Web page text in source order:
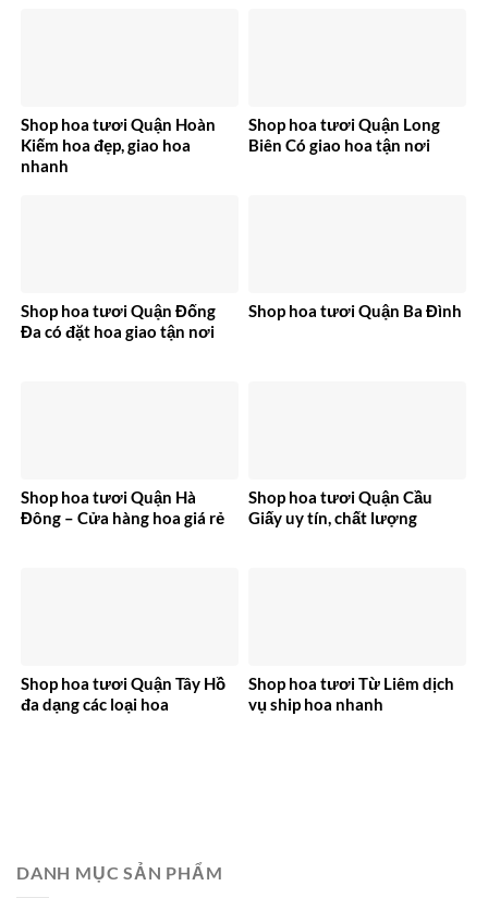
Shop hoa tươi Quận Hoàn
Kiếm hoa đẹp, giao hoa
nhanh
Shop hoa tươi Quận Long
Biên Có giao hoa tận nơi
Shop hoa tươi Quận Đống
Đa có đặt hoa giao tận nơi
Shop hoa tươi Quận Ba Đình
Shop hoa tươi Quận Hà
Đông – Cửa hàng hoa giá rẻ
Shop hoa tươi Quận Cầu
Giấy uy tín, chất lượng
Shop hoa tươi Quận Tây Hồ
đa dạng các loại hoa
Shop hoa tươi Từ Liêm dịch
vụ ship hoa nhanh
DANH MỤC SẢN PHẨM